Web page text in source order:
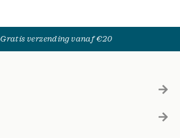
Gratis verzending vanaf €20